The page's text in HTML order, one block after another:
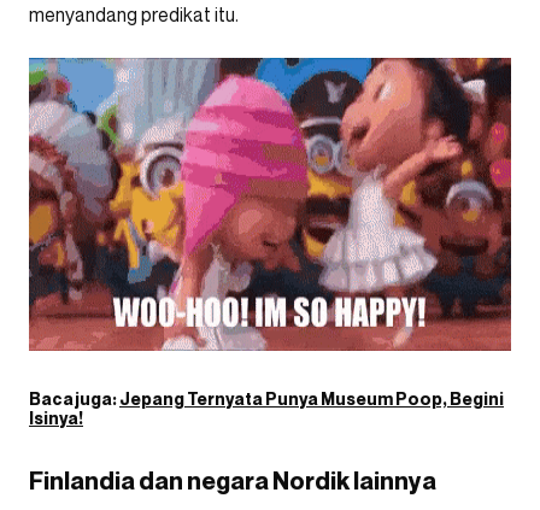
menyandang predikat itu.
Baca juga:Jepang Ternyata Punya Museum Poop, Begini
Isinya!
Finlandia dan negara Nordik lainnya